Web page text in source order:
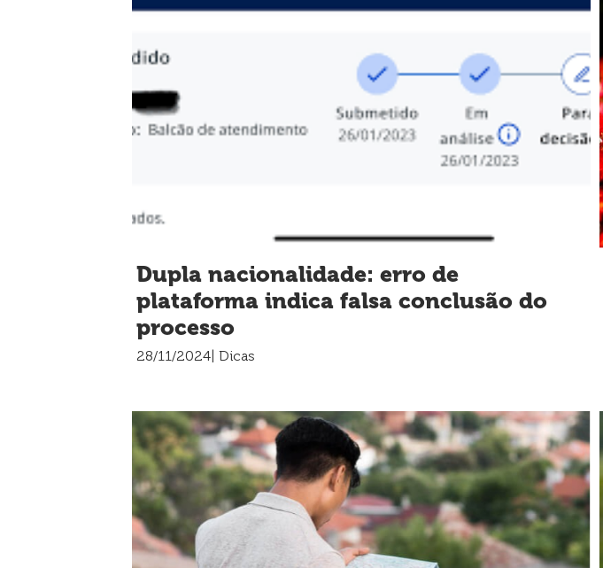
Dupla nacionalidade: erro de
plataforma indica falsa conclusão do
processo
28/11/2024| Dicas